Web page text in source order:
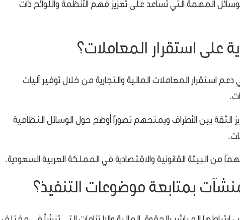
المهمة التي تساعد على تعزيز فهم الأنظمة واللوائح ذات
على استقرار المعاملات؟
استقرار المعاملات المالية والتجارية من خلال توفير آليات
الثقة بين الأطراف ويمنحهم تصورًا أوضح حول الوسائل النظامية
من البيئة القانونية والاقتصادية في المملكة العربية السعودية.
بمتابعة موضوعات التنفيذ؟